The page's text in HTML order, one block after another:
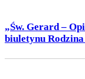
„Św. Gerard –
biuletynu